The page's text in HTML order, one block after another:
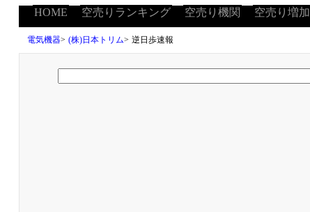
HOME 空売りランキング 空売り機関 空売り増加
電気機器> (株)日本トリム> 逆日歩速報